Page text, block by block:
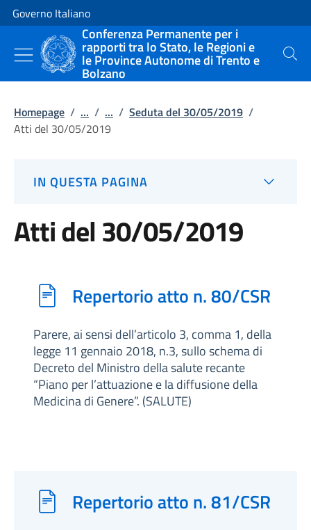
Vai al contenuto
Vai alla navigazione del sito
Governo Italiano
Conferenza Permanente per i
rapporti tra lo Stato, le Regioni e
le Province Autonome di Trento e
Bolzano
Cerca
Homepage / ... / ... / Seduta del 30/05/2019 /
Atti del 30/05/2019
IN QUESTA PAGINA
Atti del 30/05/2019
Repertorio atto n. 80/CSR
Parere, ai sensi dell’articolo 3, comma 1, della
legge 11 gennaio 2018, n.3, sullo schema di
Decreto del Ministro della salute recante
“Piano per l’attuazione e la diffusione della
Medicina di Genere”. (SALUTE)
Repertorio atto n. 81/CSR